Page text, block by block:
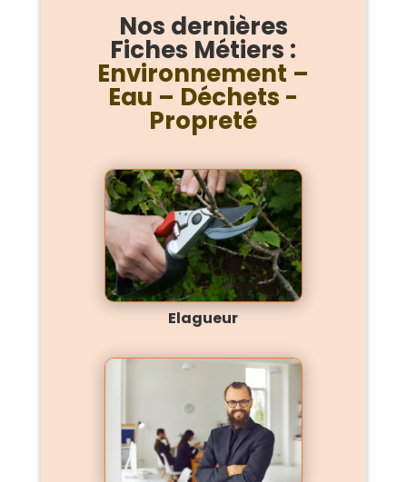
Nos dernières
Fiches Métiers :
Environnement –
Eau – Déchets -
Propreté
Elagueur